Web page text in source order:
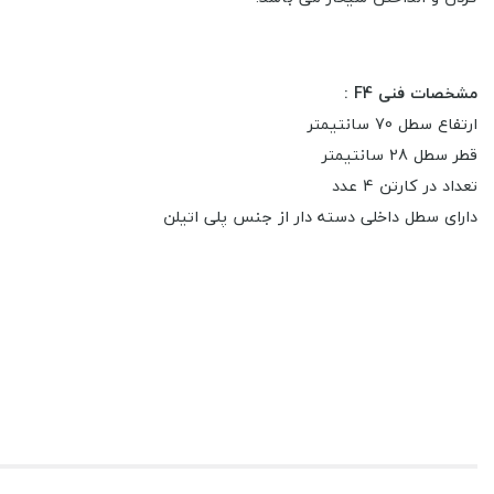
مشخصات فنی F4 :
ارتفاع سطل 70 سانتیمتر
قطر سطل 28 سانتیمتر
تعداد در کارتن 4 عدد
دارای سطل داخلی دسته دار از جنس پلی اتیلن